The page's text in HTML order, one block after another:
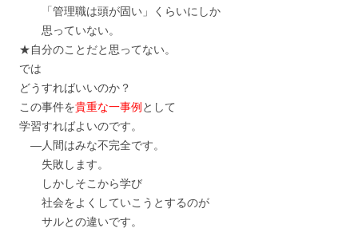
「管理職は頭が固い」くらいにしか
思っていない。
★自分のことだと思ってない。
では
どうすればいいのか？
この事件を貴重な一事例として
学習すればよいのです。
―人間はみな不完全です。
失敗します。
しかしそこから学び
社会をよくしていこうとするのが
サルとの違いです。